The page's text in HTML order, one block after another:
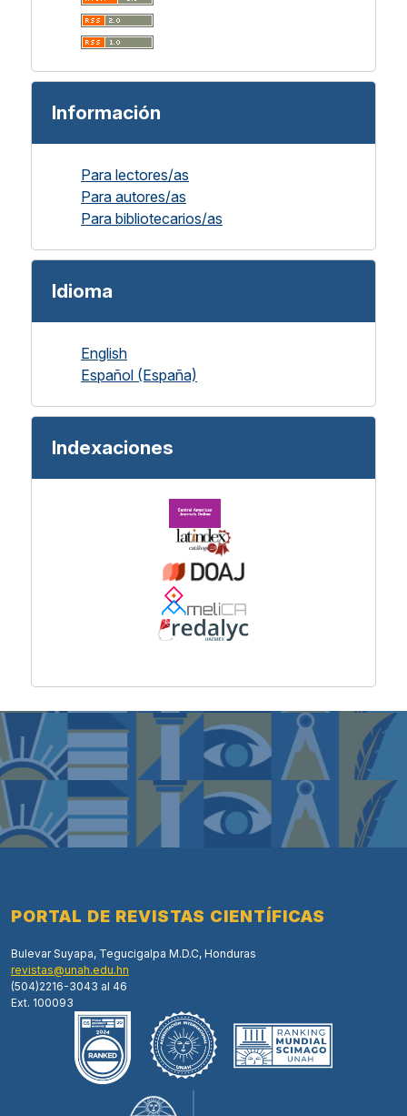
Información
Para lectores/as
Para autores/as
Para bibliotecarios/as
Idioma
English
Español (España)
Indexaciones
PORTAL DE REVISTAS CIENTÍFICAS
Bulevar Suyapa, Tegucigalpa M.D.C, Honduras
revistas@unah.edu.hn
(504)2216-3043 al 46
Ext. 100093